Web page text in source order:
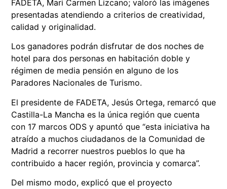
FADETA, Mari Carmen Lizcano; valoró las imágenes
presentadas atendiendo a criterios de creatividad,
calidad y originalidad.
Los ganadores podrán disfrutar de dos noches de
hotel para dos personas en habitación doble y
régimen de media pensión en alguno de los
Paradores Nacionales de Turismo.
El presidente de FADETA, Jesús Ortega, remarcó que
Castilla-La Mancha es la única región que cuenta
con 17 marcos ODS y apuntó que “esta iniciativa ha
atraído a muchos ciudadanos de la Comunidad de
Madrid a recorrer nuestros pueblos lo que ha
contribuido a hacer región, provincia y comarca”.
Del mismo modo, explicó que el proyecto